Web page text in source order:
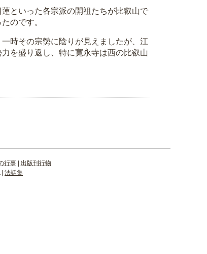
といった各宗派の開祖たちが比叡山で
のです。
時その宗勢に陰りが見えましたが、江
を盛り返し、特に寛永寺は西の比叡山
行事| 出版刊行物
| 法話集